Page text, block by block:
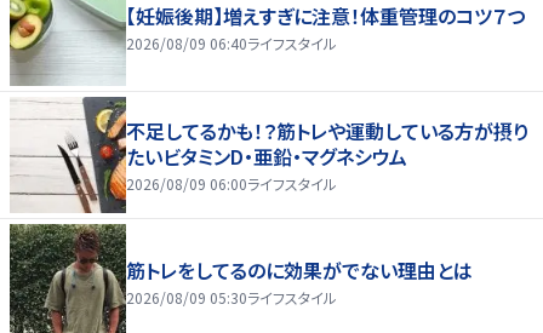
【妊娠後期】増えすぎに注意！体重管理のコツ７つ
2026/08/09 06:40ライフスタイル
不足してるかも！？筋トレや運動している方が摂り
たいビタミンD・亜鉛・マグネシウム
2026/08/09 06:00ライフスタイル
筋トレをしてるのに効果がでない理由とは
2026/08/09 05:30ライフスタイル